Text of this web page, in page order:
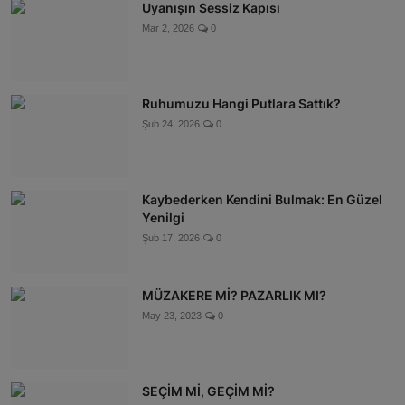
Uyanışın Sessiz Kapısı
Mar 2, 2026 0
Ruhumuzu Hangi Putlara Sattık?
Şub 24, 2026 0
Kaybederken Kendini Bulmak: En Güzel
Yenilgi
Şub 17, 2026 0
MÜZAKERE Mİ? PAZARLIK MI?
May 23, 2023 0
SEÇİM Mİ, GEÇİM Mİ?